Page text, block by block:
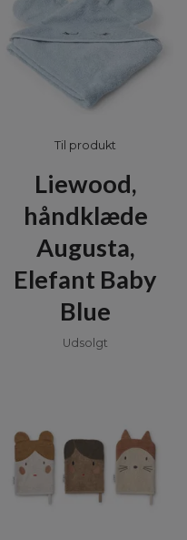
Til produkt
Liewood,
håndklæde
Augusta,
Elefant Baby
Blue
Udsolgt